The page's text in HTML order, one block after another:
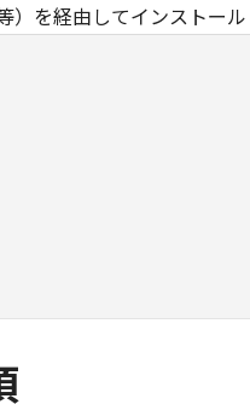
）を経由してインストー
な行為をさせてはなりま
許諾ソフトウェア」に含
的に定める場合を除き、
ア」は、著作権により保
するものであることを、こ